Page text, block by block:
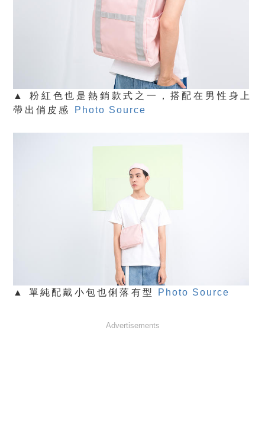
▲ 粉紅色也是熱銷款式之一，搭配在男性身上
帶出俏皮感
Photo Source
▲ 單純配戴小包也俐落有型 Photo Source
Advertisements